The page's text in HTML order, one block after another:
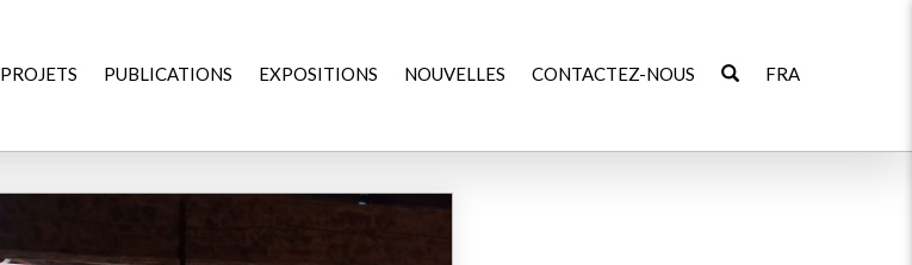
PROJETS PUBLICATIONS EXPOSITIONS NOUVELLES CONTACTEZ-NOUS FRA